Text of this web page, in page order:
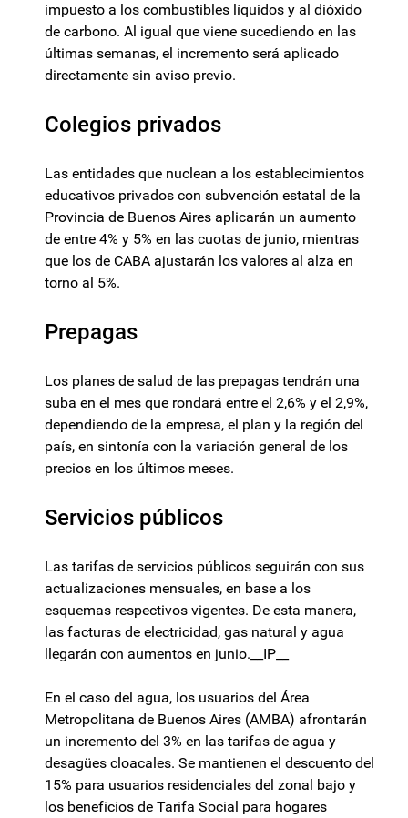
impuesto a los combustibles líquidos y al dióxido
de carbono. Al igual que viene sucediendo en las
últimas semanas, el incremento será aplicado
directamente sin aviso previo.
Colegios privados
Las entidades que nuclean a los establecimientos
educativos privados con subvención estatal de la
Provincia de Buenos Aires aplicarán un aumento
de entre 4% y 5% en las cuotas de junio, mientras
que los de CABA ajustarán los valores al alza en
torno al 5%.
Prepagas
Los planes de salud de las prepagas tendrán una
suba en el mes que rondará entre el 2,6% y el 2,9%,
dependiendo de la empresa, el plan y la región del
país, en sintonía con la variación general de los
precios en los últimos meses.
Servicios públicos
Las tarifas de servicios públicos seguirán con sus
actualizaciones mensuales, en base a los
esquemas respectivos vigentes. De esta manera,
las facturas de electricidad, gas natural y agua
llegarán con aumentos en junio.__IP__
En el caso del agua, los usuarios del Área
Metropolitana de Buenos Aires (AMBA) afrontarán
un incremento del 3% en las tarifas de agua y
desagües cloacales. Se mantienen el descuento del
15% para usuarios residenciales del zonal bajo y
los beneficios de Tarifa Social para hogares